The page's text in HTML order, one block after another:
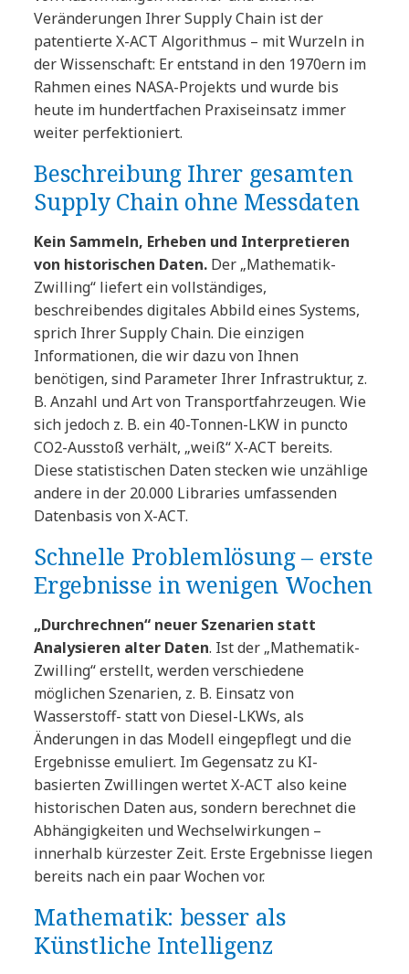
Veränderungen Ihrer Supply Chain ist der
patentierte X-ACT Algorithmus – mit Wurzeln in
der Wissenschaft: Er entstand in den 1970ern im
Rahmen eines NASA-Projekts und wurde bis
heute im hundertfachen Praxiseinsatz immer
weiter perfektioniert.
Beschreibung Ihrer gesamten
Supply Chain ohne Messdaten
Kein Sammeln, Erheben und Interpretieren
von historischen Daten. Der „Mathematik-
Zwilling“ liefert ein vollständiges,
beschreibendes digitales Abbild eines Systems,
sprich Ihrer Supply Chain. Die einzigen
Informationen, die wir dazu von Ihnen
benötigen, sind Parameter Ihrer Infrastruktur, z.
B. Anzahl und Art von Transportfahrzeugen. Wie
sich jedoch z. B. ein 40-Tonnen-LKW in puncto
CO2-Ausstoß verhält, „weiß“ X-ACT bereits.
Diese statistischen Daten stecken wie unzählige
andere in der 20.000 Libraries umfassenden
Datenbasis von X-ACT.
Schnelle Problemlösung – erste
Ergebnisse in wenigen Wochen
„Durchrechnen“ neuer Szenarien statt
Analysieren alter Daten. Ist der „Mathematik-
Zwilling“ erstellt, werden verschiedene
möglichen Szenarien, z. B. Einsatz von
Wasserstoff- statt von Diesel-LKWs, als
Änderungen in das Modell eingepflegt und die
Ergebnisse emuliert. Im Gegensatz zu KI-
basierten Zwillingen wertet X-ACT also keine
historischen Daten aus, sondern berechnet die
Abhängigkeiten und Wechselwirkungen –
innerhalb kürzester Zeit. Erste Ergebnisse liegen
bereits nach ein paar Wochen vor.
Mathematik: besser als
Künstliche Intelligenz